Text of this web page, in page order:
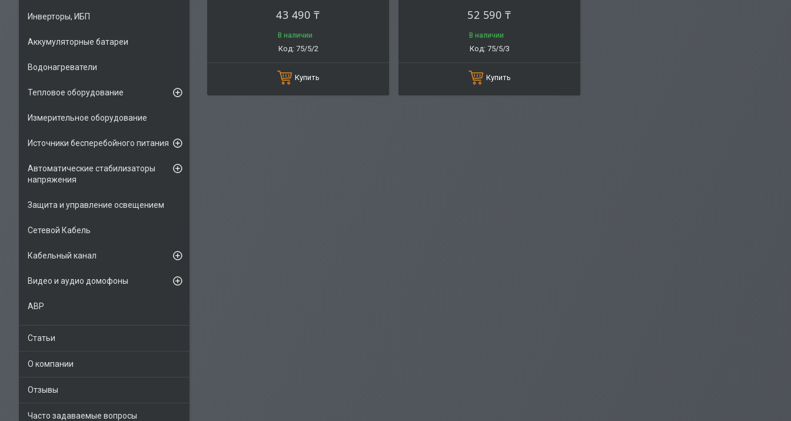
43 490 ₸
В наличии
75/5/2
Купить
52 590 ₸
В наличии
75/5/3
Купить
Инверторы, ИБП
Аккумуляторные батареи
Водонагреватели
Тепловое оборудование
Измерительное оборудование
Источники бесперебойного питания
Автоматические стабилизаторы
напряжения
Защита и управление освещением
Сетевой Кабель
Кабельный канал
Видео и аудио домофоны
АВР
Статьи
О компании
Отзывы
Часто задаваемые вопросы